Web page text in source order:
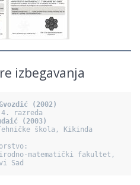
izbegavanja
(2002)
(2003)
škola, Kikinda
matematički fakultet,